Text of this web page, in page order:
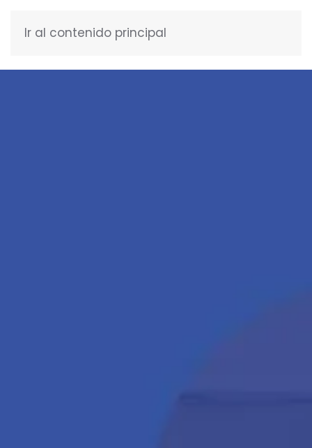
Ir al contenido principal